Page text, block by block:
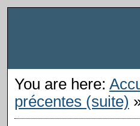
You are here:
précentes (suite)